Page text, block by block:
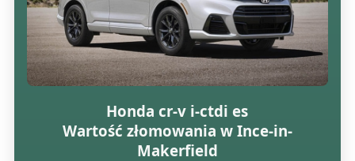
Honda cr-v i-ctdi es
Wartość złomowania w Ince-in-
Makerfield